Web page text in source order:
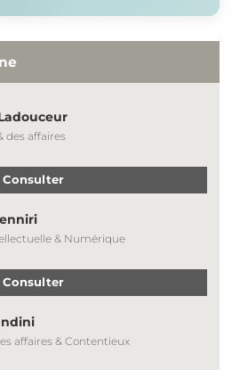
des affaires
Consulter
& Numérique
Consulter
affaires & Contentieux